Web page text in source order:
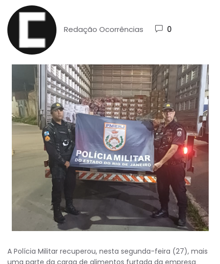
Redação Ocorrências 0
A Polícia Militar recuperou, nesta segunda-feira (27), mais